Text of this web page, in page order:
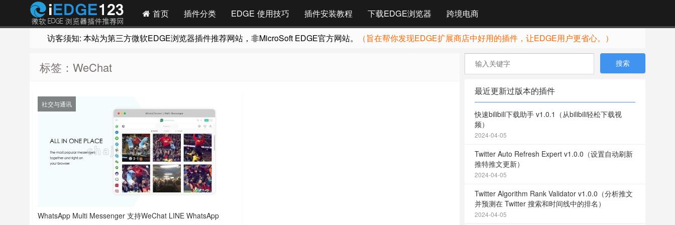
首页 插件分类 EDGE 使用技巧 插件安装教程 下载EDGE浏览器 跨境电商
访客须知: 本站为第三方微软EDGE浏览器插件推荐网站，非MicroSoft EDGE官方网站。 （旨在帮你发现EDGE扩展商店中好用的插件，让EDGE用户更省心。）
标签：WeChat
社交与通讯
WhatsApp Multi Messenger 支持WeChat LINE WhatsApp
最近更新过版本的插件
快速bilibili下载助手 v1.0.1（从bilibili轻松下载视
频）
2024-04-05
Twitter Auto Refresh Expert v1.0.0（设置自动刷新
推特推文更新）
2024-04-05
Twitter Algorithm Rank Validator v1.0.0（分析推文
并预测在 Twitter 搜索和时间线中的排名）
2024-04-05